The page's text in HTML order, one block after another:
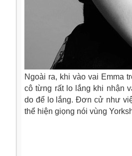
Ngoài ra, khi vào vai Emma
cô từng rất lo lắng khi nhận
do để lo lắng. Đơn cử như
thể hiện giọng nói vùng